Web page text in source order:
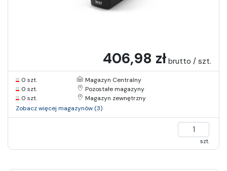
406,98 zł brutto / szt.
0 szt.
Magazyn Centralny
0 szt.
Pozostałe magazyny
0 szt.
Magazyn zewnętrzny
Zobacz więcej magazynów (3)
szt.